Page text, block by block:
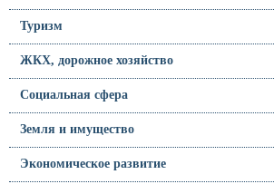
Туризм
ЖКХ, дорожное хозяйство
Социальная сфера
Земля и имущество
Экономическое развитие